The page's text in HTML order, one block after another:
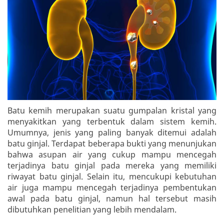
Batu kemih merupakan suatu gumpalan kristal yang
menyakitkan yang terbentuk dalam sistem kemih.
Umumnya, jenis yang paling banyak ditemui adalah
batu ginjal. Terdapat beberapa bukti yang menunjukan
bahwa asupan air yang cukup mampu mencegah
terjadinya batu ginjal pada mereka yang memiliki
riwayat batu ginjal. Selain itu, mencukupi kebutuhan
air juga mampu mencegah terjadinya pembentukan
awal pada batu ginjal, namun hal tersebut masih
dibutuhkan penelitian yang lebih mendalam.